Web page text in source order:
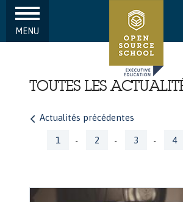
MENU
TOUTES LES
Actualités précédentes
1 - 2 - 3 - 4